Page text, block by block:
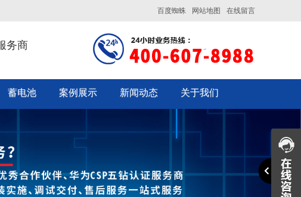
在线留言
网站地图
百度蜘蛛
务商
蓄电池 案例展示 新闻动态 关于我们